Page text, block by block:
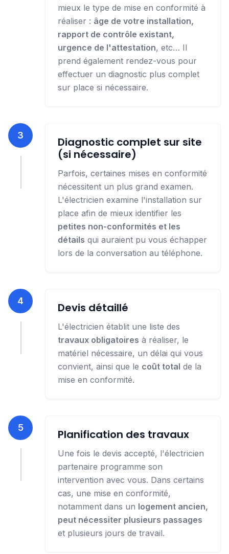
mieux le type de mise en conformité à
réaliser : âge de votre installation,
rapport de contrôle existant,
urgence de l'attestation, etc… Il
prend également rendez-vous pour
effectuer un diagnostic plus complet
sur place si nécessaire.
3
Diagnostic complet sur site
(si nécessaire)
Parfois, certaines mises en conformité
nécessitent un plus grand examen.
L'électricien examine l'installation sur
place afin de mieux identifier les
petites non-conformités et les
détails qui auraient pu vous échapper
lors de la conversation au téléphone.
4 Devis détaillé
L'électricien établit une liste des
travaux obligatoires à réaliser, le
matériel nécessaire, un délai qui vous
convient, ainsi que le coût total de la
mise en conformité.
5 Planification des travaux
Une fois le devis accepté, l'électricien
partenaire programme son
intervention avec vous. Dans certains
cas, une mise en conformité,
notamment dans un logement ancien,
peut nécessiter plusieurs passages
et plusieurs jours de travail.